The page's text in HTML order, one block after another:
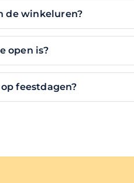
de winkeluren?
open is?
feestdagen?